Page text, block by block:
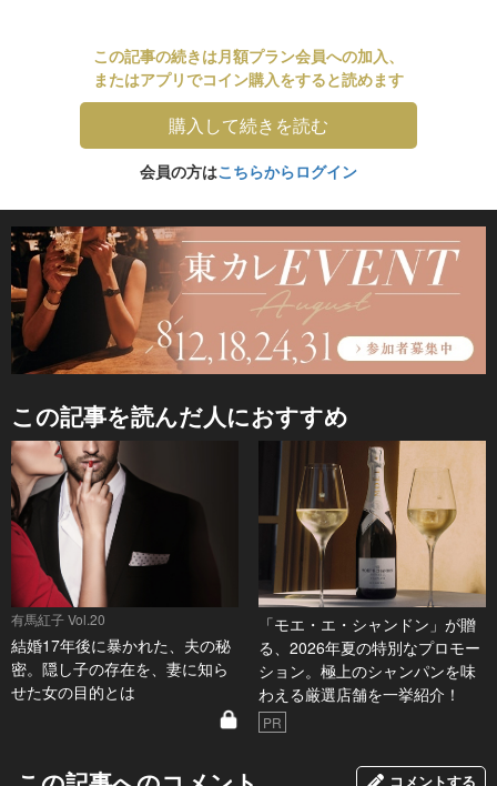
この記事の続きは月額プラン会員への加入、
またはアプリでコイン購入をすると読めます
購入して続きを読む
会員の方はこちらからログイン
この記事を読んだ人におすすめ
有馬紅子 Vol.20
結婚17年後に暴かれた、夫の秘
密。隠し子の存在を、妻に知ら
せた女の目的とは
「モエ・エ・シャンドン」が贈
る、2026年夏の特別なプロモー
ション。極上のシャンパンを味
わえる厳選店舗を一挙紹介！
PR
コメントする